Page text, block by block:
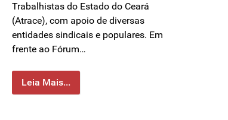
Trabalhistas do Estado do Ceará
(Atrace), com apoio de diversas
entidades sindicais e populares. Em
frente ao Fórum…
Leia Mais...